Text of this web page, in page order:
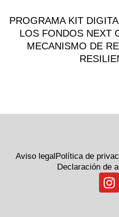
PROGRAMA KIT
LOS FONDOS NEXT
MECANISMO DE
Aviso legalPolítica de
Declaración de